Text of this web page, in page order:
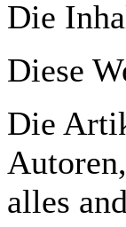
Die
Diese
Die
Autoren,
alles